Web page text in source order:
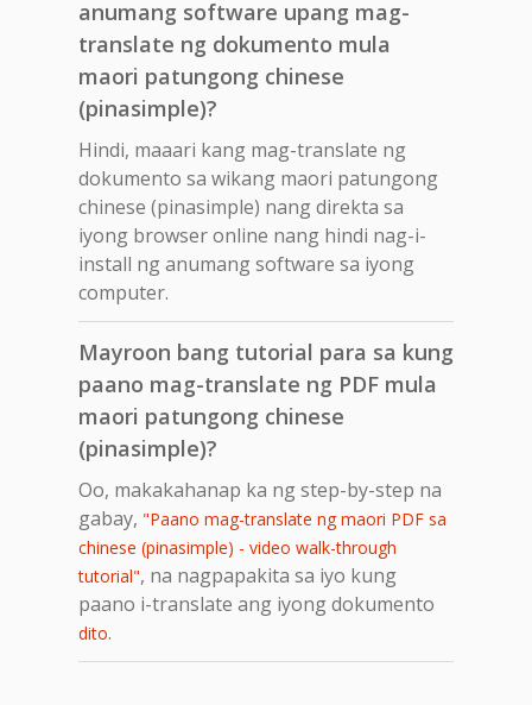
anumang software upang mag-
translate ng dokumento mula
maori patungong chinese
(pinasimple)?
Hindi, maaari kang mag-translate ng
dokumento sa wikang maori patungong
chinese (pinasimple) nang direkta sa
iyong browser online nang hindi nag-i-
install ng anumang software sa iyong
computer.
Mayroon bang tutorial para sa kung
paano mag-translate ng PDF mula
maori patungong chinese
(pinasimple)?
Oo, makakahanap ka ng step-by-step na
gabay, "Paano mag-translate ng maori PDF sa
chinese (pinasimple) - video walk-through
tutorial", na nagpapakita sa iyo kung
paano i-translate ang iyong dokumento
dito.